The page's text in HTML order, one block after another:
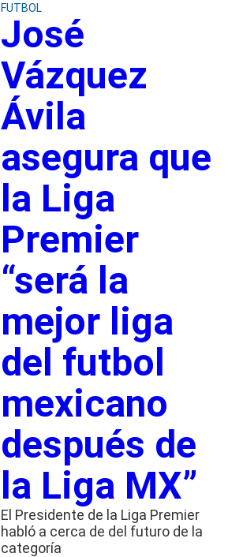
FUTBOL
José
Vázquez
Ávila
asegura que
la Liga
Premier
“será la
mejor liga
del futbol
mexicano
después de
la Liga MX”
El Presidente de la Liga Premier
habló a cerca de del futuro de la
categoría